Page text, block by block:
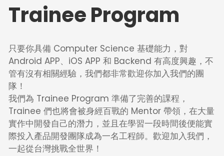
Trainee Program
只要你具備 Computer Science 基礎能力，對
Android APP、iOS APP 和 Backend 有高度興趣，不
管有沒有相關經驗，我們都非常歡迎你加入我們的團
隊！
我們為 Trainee Program 準備了完善的課程，
Trainee 們也將會被身經百戰的 Mentor 帶領，在大量
實作中開發自己的潛力，並且在學習一段時間後便能實
際投入產品開發團隊成為一名工程師。歡迎加入我們，
一起從台灣挑戰全世界！